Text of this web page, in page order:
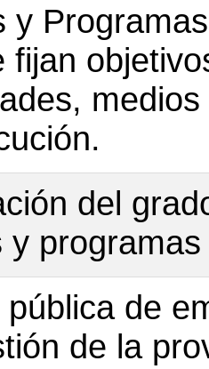
y
fijan
del
y programas
de
de la